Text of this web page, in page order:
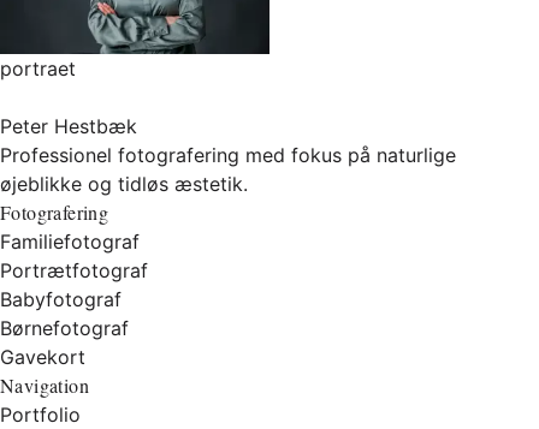
portraet
Peter Hestbæk
Professionel fotografering med fokus på naturlige
øjeblikke og tidløs æstetik.
Fotografering
Familiefotograf
Portrætfotograf
Babyfotograf
Børnefotograf
Gavekort
Navigation
Portfolio